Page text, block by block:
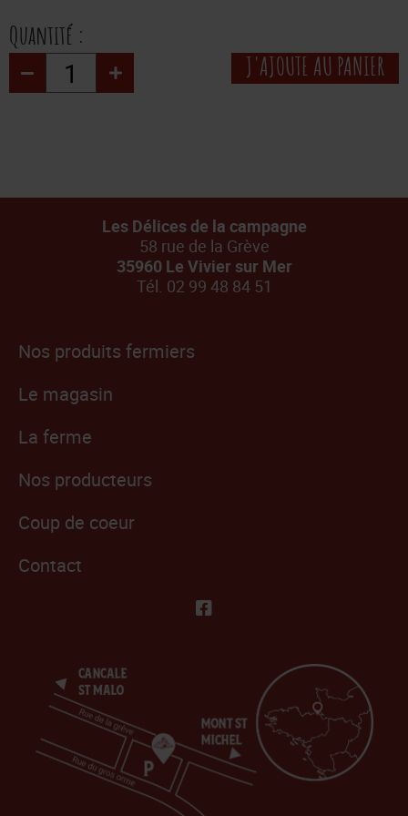
Quantité :
J'AJOUTE AU PANIER
Les Délices de la campagne
58 rue de la Grève
35960 Le Vivier sur Mer
Tél. 02 99 48 84 51
Nos produits fermiers
Le magasin
La ferme
Nos producteurs
Coup de coeur
Contact